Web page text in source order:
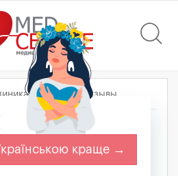
DocMed Отзывы
краще →